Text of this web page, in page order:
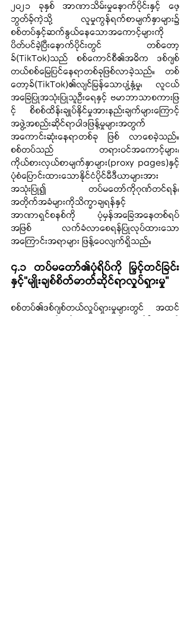
၂၀၂၁ ခုနှစ် အာဏာသိမ်းမှုနောက်ပိုင်းနှင့် ဖေ့
ဘွတ်ခ့်ကဲ့သို့ လူမှုကွန်ရက်စာမျက်နှာများ၌
စစ်တပ်နှင့်ဆက်နွယ်နေသောအကောင့်များကို
ပိတ်ပင်ခဲ့ပြီးနောက်ပိုင်းတွင် တစ်တော့
ခ်(TikTok)သည် စစ်ကောင်စီ၏အဓိက ဒစ်ဂျစ်
တယ်စစ်မြေပြင်နေရာတစ်ခုဖြစ်လာခဲ့သည်။ တစ်
တော့ခ်(TikTok)၏လျင်မြန်သောပျံ့နှံ့မှု၊ လူငယ်
အခြေပြုအသုံးပြုသူဦးရေနှင့် ဗမာဘာသာစကားဖြ
င့် စိစစ်ထိန်းချုပ်နိုင်မှုအားနည်းချက်များကြောင့်
အဖွဲ့အစည်းဆိုင်ရာဝါဒဖြန့်မှုများအတွက်
အကောင်းဆုံးနေရာတစ်ခု ဖြစ် လာစေခဲ့သည်။
စစ်တပ်သည် တရားဝင်အကောင့်များ၊
ကိုယ်စားလှယ်စာမျက်နှာများ(proxy pages)နှင့်
ပုံစံပြောင်းထားသောနိုင်ငံပိုင်မီဒီယာများအား
အသုံးပြု၍ တပ်မတော်ကိုဂုဏ်တင်ရန်၊
အတိုက်အခံများကိုသိက္ခာချရန်နှင့်
အာဏာရှင်စနစ်ကို ပုံမှန်အခြေအနေတစ်ရပ်
အဖြစ် လက်ခံလာစေရန်ပြုလုပ်ထားသော
အကြောင်းအရာများ ဖြန့်ဝေလျက်ရှိသည်။
၄.၁ တပ်မတော်၏ပုံရိပ်ကို မြှင့်တင်ခြင်း
နှင့်“မျိုးချစ်စိတ်ဓာတ်ဆိုင်ရာလှုပ်ရှားမှု”
စစ်တပ်၏ဒစ်ဂျစ်တယ်လှုပ်ရှားမှုများတွင် အထင်